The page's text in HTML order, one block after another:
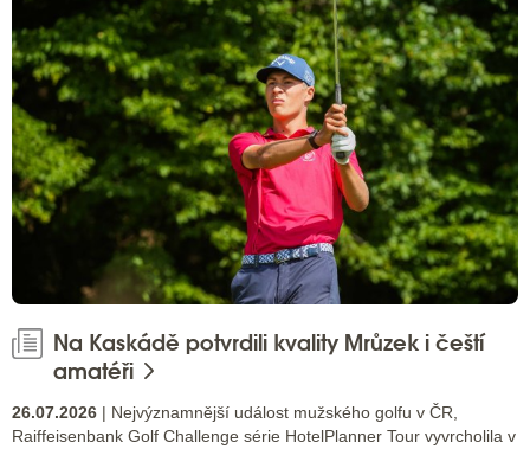
Na Kaskádě potvrdili kvality Mrůzek i čeští
amatéři
26.07.2026 | Nejvýznamnější událost mužského golfu v ČR,
Raiffeisenbank Golf Challenge série HotelPlanner Tour vyvrcholila v